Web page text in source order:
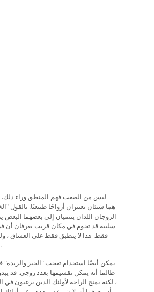
ليس من الصعب فهم المنطق وراء ذلك.
هما شيئان يعتبران أزواجًا طبيعيًا. بالقول
الزوجان اللذان ينتميان إلى بعضهما البعض
سلبية قد تحوم في مكان قريب يعرفان أن
فقط. هذا لا ينطبق فقط على العشاق ،
الآباء وأبنائهم.
يمكن أيضًا استخدام تعجب "الخبز
طالما أنه يمكن تقسيمها بعدد زوجي. قد
، لكنه يمنح الراحة لأولئك الذين يرغبون